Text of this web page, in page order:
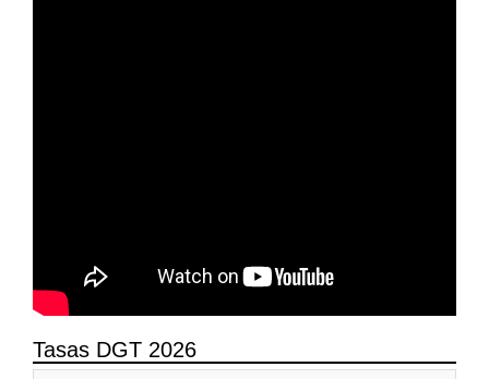
Tasas DGT 2026